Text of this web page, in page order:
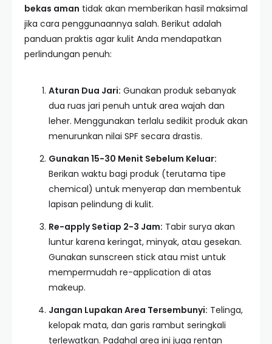
bekas aman tidak akan memberikan hasil maksimal
jika cara penggunaannya salah. Berikut adalah
panduan praktis agar kulit Anda mendapatkan
perlindungan penuh:
Aturan Dua Jari: Gunakan produk sebanyak
dua ruas jari penuh untuk area wajah dan
leher. Menggunakan terlalu sedikit produk akan
menurunkan nilai SPF secara drastis.
Gunakan 15-30 Menit Sebelum Keluar:
Berikan waktu bagi produk (terutama tipe
chemical) untuk menyerap dan membentuk
lapisan pelindung di kulit.
Re-apply Setiap 2-3 Jam: Tabir surya akan
luntur karena keringat, minyak, atau gesekan.
Gunakan sunscreen stick atau mist untuk
mempermudah re-application di atas
makeup.
Jangan Lupakan Area Tersembunyi: Telinga,
kelopak mata, dan garis rambut seringkali
terlewatkan. Padahal area ini juga rentan